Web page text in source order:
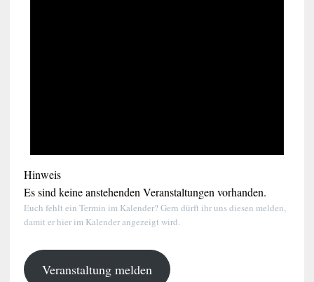
Hinweis
Es sind keine anstehenden Veranstaltungen vorhanden.
Euch fehlt ein Termin im Kalender? Gern dürft ihr uns diesen melden,
damit er hier im Kalender angezeigt wird.
Veranstaltung melden